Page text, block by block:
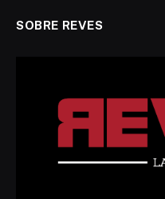
SOBRE REVES